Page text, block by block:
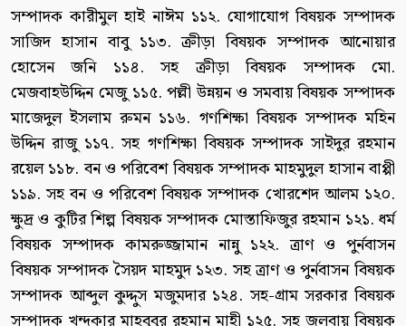
সম্পাদক কারীমুল হাই নাঈম ১১২. যোগাযোগ বিষয়ক সম্পাদক
সাজিদ হাসান বাবু ১১৩. ক্রীড়া বিষয়ক সম্পাদক আনোয়ার
হোসেন জনি ১১৪. সহ ক্রীড়া বিষয়ক সম্পাদক মো.
মেজবাহউদ্দিন মেজু ১১৫. পল্লী উন্নয়ন ও সমবায় বিষয়ক সম্পাদক
মাজেদুল ইসলাম রুমন ১১৬. গণশিক্ষা বিষয়ক সম্পাদক মহিন
উদ্দিন রাজু ১১৭. সহ গণশিক্ষা বিষয়ক সম্পাদক সাইদুর রহমান
রয়েল ১১৮. বন ও পরিবেশ বিষয়ক সম্পাদক মাহমুদুল হাসান বাপ্পী
১১৯. সহ বন ও পরিবেশ বিষয়ক সম্পাদক খোরশেদ আলম ১২০.
ক্ষুদ্র ও কুটির শিল্প বিষয়ক সম্পাদক মোস্তাফিজুর রহমান ১২১. ধর্ম
বিষয়ক সম্পাদক কামরুজ্জামান নান্নু ১২২. ত্রাণ ও পুর্নবাসন
বিষয়ক সম্পাদক সৈয়দ মাহমুদ ১২৩. সহ ত্রাণ ও পুর্নবাসন বিষয়ক
সম্পাদক আব্দুল কুদ্দুস মজুমদার ১২৪. সহ-গ্রাম সরকার বিষয়ক